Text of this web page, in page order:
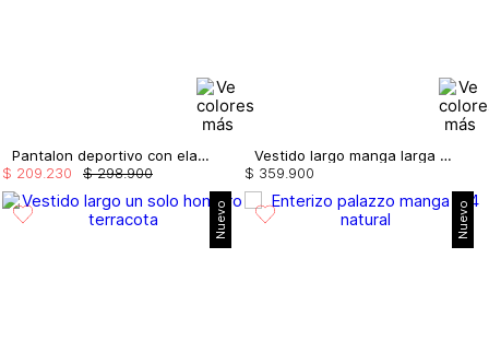
Pantalon deportivo con elastico
$ 298.900
$ 209 230
Vestido largo manga larga con drapeado
$ 359 900
Nuevo Nuevo